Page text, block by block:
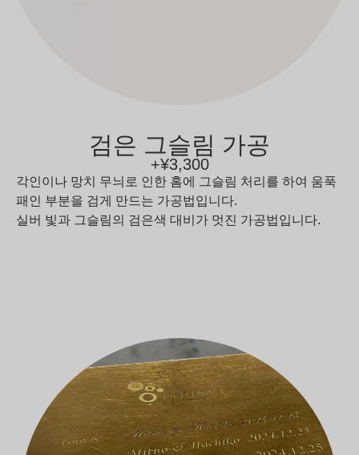
검은 그슬림 가공
+¥3,300
각인이나 망치 무늬로 인한 홈에 그슬림 처리를 하여 움푹
패인 부분을 검게 만드는 가공법입니다.
실버 빛과 그슬림의 검은색 대비가 멋진 가공법입니다.